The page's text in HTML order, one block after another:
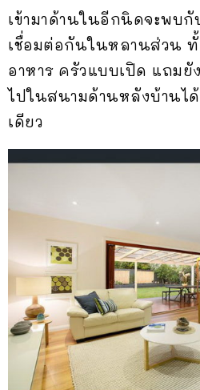
เข้ามาด้านในอีกนิดจะพบกั
เชื่อมต่อกันในหลานส่วน
อาหาร ครัวแบบเปิด แถมยั
ไปในสนามด้านหลังบ้านไ
เดียว